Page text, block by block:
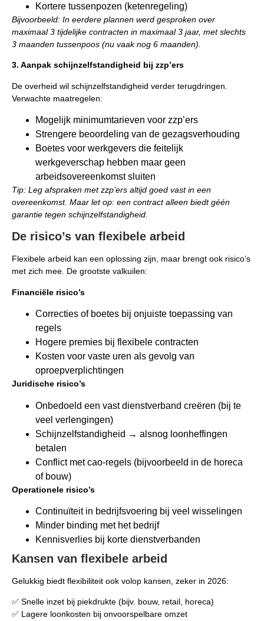
Kortere tussenpozen (ketenregeling)
Bijvoorbeeld: In eerdere plannen werd gesproken over
maximaal 3 tijdelijke contracten in maximaal 3 jaar, met slechts
3 maanden tussenpoos (nu vaak nog 6 maanden).
3. Aanpak schijnzelfstandigheid bij zzp’ers
De overheid wil schijnzelfstandigheid verder terugdringen.
Verwachte maatregelen:
Mogelijk minimumtarieven voor zzp’ers
Strengere beoordeling van de gezagsverhouding
Boetes voor werkgevers die feitelijk
werkgeverschap hebben maar geen
arbeidsovereenkomst sluiten
Tip: Leg afspraken met zzp’ers altijd goed vast in een
overeenkomst. Maar let op: een contract alleen biedt géén
garantie tegen schijnzelfstandigheid.
De risico’s van flexibele arbeid
Flexibele arbeid kan een oplossing zijn, maar brengt ook risico’s
met zich mee. De grootste valkuilen:
Financiële risico’s
Correcties of boetes bij onjuiste toepassing van
regels
Hogere premies bij flexibele contracten
Kosten voor vaste uren als gevolg van
oproepverplichtingen
Juridische risico’s
Onbedoeld een vast dienstverband creëren (bij te
veel verlengingen)
Schijnzelfstandigheid → alsnog loonheffingen
betalen
Conflict met cao-regels (bijvoorbeeld in de horeca
of bouw)
Operationele risico’s
Continuïteit in bedrijfsvoering bij veel wisselingen
Minder binding met het bedrijf
Kennisverlies bij korte dienstverbanden
Kansen van flexibele arbeid
Gelukkig biedt flexibiliteit ook volop kansen, zeker in 2026:
✅ Snelle inzet bij piekdrukte (bijv. bouw, retail, horeca)
✅ Lagere loonkosten bij onvoorspelbare omzet